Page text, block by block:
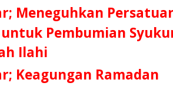
Meneguhkan
untuk Pembumian
Ilahi
Keagungan Ramadan